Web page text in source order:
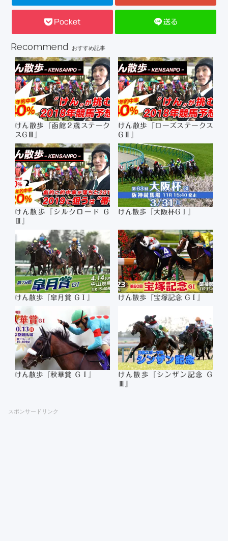
Pocket 送る
Recommend おすすめ記事
けん散歩『函館２歳ステーク
スGⅢ』
けん散歩『ローズステークス
GⅡ』
けん散歩『シルクロード Ｇ
Ⅲ』
けん散歩『大阪杯GⅠ』
けん散歩『皐月賞 GⅠ』 けん散歩『宝塚記念 GⅠ』
けん散歩『秋華賞 ＧⅠ』
けん散歩『シンザン記念 Ｇ
スポンサードリンク